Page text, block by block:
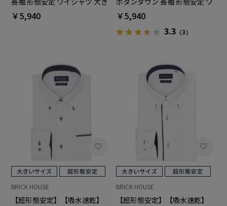
いサイズ
￥5,940
イシャツ 大きいサイズ
￥5,940
3.3 （3）
BRICK HOUSE
【超形態安定】【吸水速乾】
BRICK HOUSE
【超形態安定】【吸水速乾】